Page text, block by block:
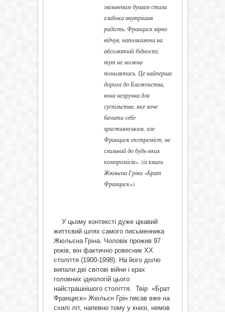
звільненим душам стала
глибока внутрішня
радість. Франциск вірно
відчув, наполягаючи на
абсолютній бідності,
тут не можна
помилятись. Це найперша
дорога до Блаженства,
вона незручна для
суспільства, яке хоче
бачити себе
християнським, але
Франциск екстреміст, не
схильний до будь-яких
компромісів». (із книги
Жюльєна Гріна «Брат
Франциск»)
У цьому контексті дуже цікавий
життєвий шлях самого письменника
Жюльєна Гріна. Чоловік прожив 97
років, він фактично ровесник ХХ
століття (1900-1998). На його долю
випали дві світові війни і крах
головних ідеологій цього
найстрашнішого століття. Твір «Брат
Франциск» Жюльєн Грін писав вже на
схилі літ, напевно тому у книзі, немов